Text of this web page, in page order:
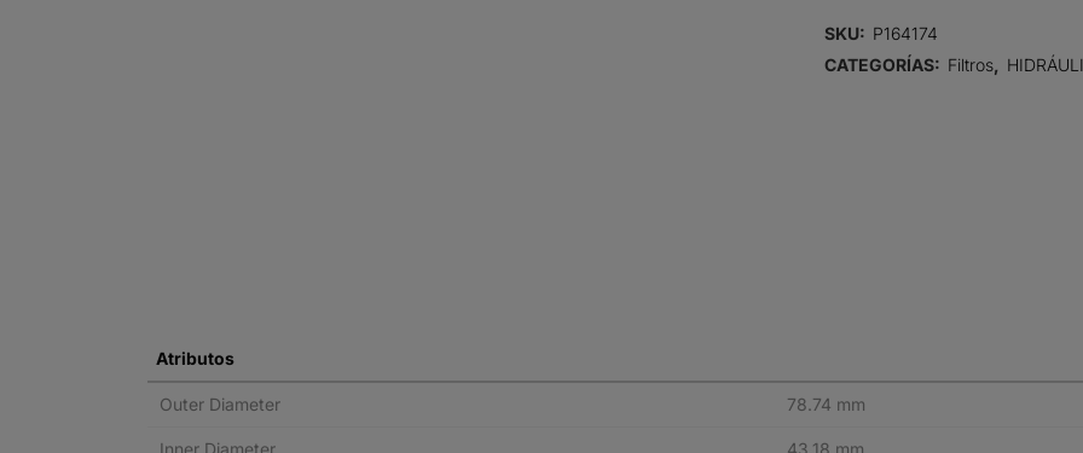
CARTUCHO
SKU: P164174
CATEGORÍAS: Filtros
Atributos
Outer Diameter 78.74 mm
Inner Diameter 43.18 mm